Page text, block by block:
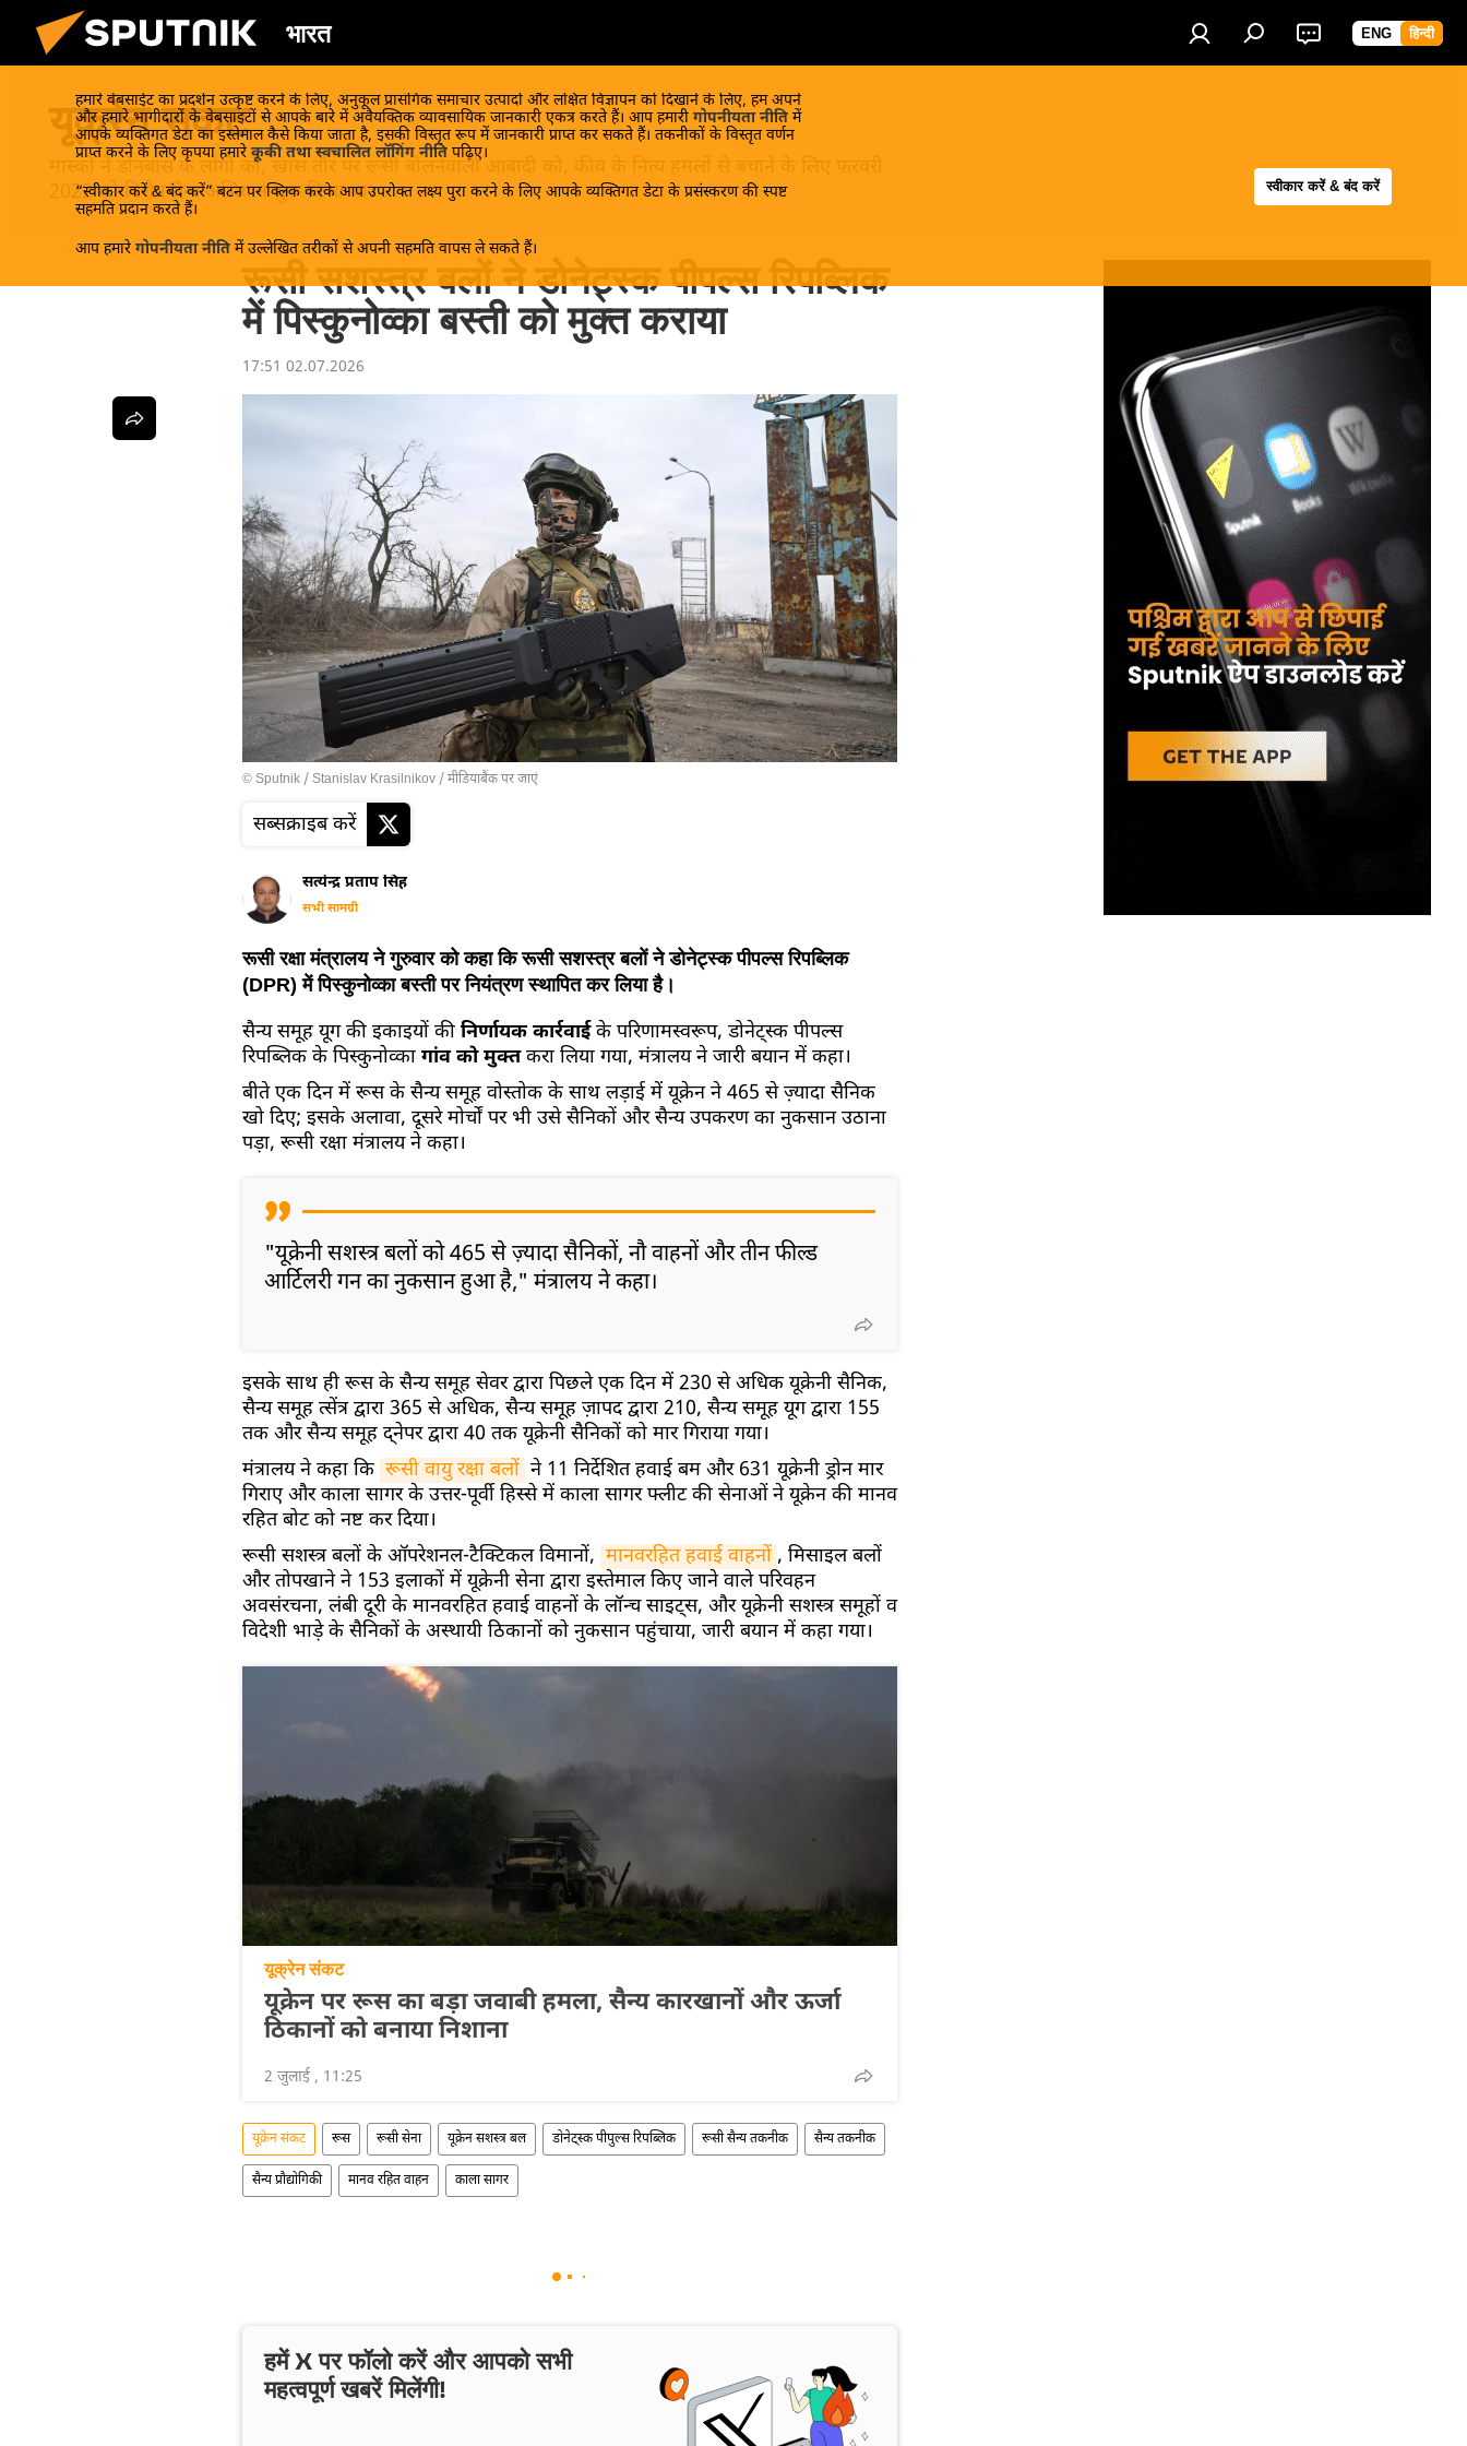
भारत ENG हिन्दी
हमारे वेबसाईट का प्रदर्शन उत्कृष्ट करने के लिए, अनुकूल प्रासंगिक समाचार उत्पादों और लक्षित विज्ञापन को दिखाने के लिए, हम अपने
और हमारे भागीदारों के वेबसाइटों से आपके बारे में अवैयक्तिक व्यावसायिक जानकारी एकत्र करते हैं। आप हमारी गोपनीयता नीति में
आपके व्यक्तिगत डेटा का इस्तेमाल कैसे किया जाता है, इसकी विस्तृत रूप में जानकारी प्राप्त कर सकते हैं। तकनीकों के विस्तृत वर्णन
प्राप्त करने के लिए कृपया हमारे कूकी तथा स्वचालित लॉगिंग नीति पढ़िए।
“स्वीकार करें & बंद करें” बटन पर क्लिक करके आप उपरोक्त लक्ष्य पुरा करने के लिए आपके व्यक्तिगत डेटा के प्रसंस्करण की स्पष्ट
सहमति प्रदान करते हैं।
आप हमारे गोपनीयता नीति में उल्लेखित तरीकों से अपनी सहमति वापस ले सकते हैं।
स्वीकार करें & बंद करें
यूक्रेन संकट
मास्को ने डोनबास के लोगों को, खास तौर पर रूसी बोलनेवाली आबादी को, कीव के नित्य हमलों से बचाने के लिए फरवरी
2022 को विशेष सैन्य अभियान शुरू किया था।
रूसी सशस्त्र बलों ने डोनेट्स्क पीपल्स रिपब्लिक
में पिस्कुनोव्का बस्ती को मुक्त कराया
17:51 02.07.2026
© Sputnik / Stanislav Krasilnikov /मीडियाबैंक पर जाएं
सब्सक्राइब करें
सत्येन्द्र प्रताप सिंह
सभी सामग्री
रूसी रक्षा मंत्रालय ने गुरुवार को कहा कि रूसी सशस्त्र बलों ने डोनेट्स्क पीपल्स रिपब्लिक
(DPR) में पिस्कुनोव्का बस्ती पर नियंत्रण स्थापित कर लिया है।
सैन्य समूह यूग की इकाइयों की निर्णायक कार्रवाईके परिणामस्वरूप, डोनेट्स्क पीपल्स
रिपब्लिक के पिस्कुनोव्का गांव को मुक्तकरा लिया गया, मंत्रालय ने जारी बयान में कहा।
बीते एक दिन में रूस के सैन्य समूह वोस्तोक के साथ लड़ाई में यूक्रेन ने 465 से ज़्यादा सैनिक
खो दिए; इसके अलावा, दूसरे मोर्चों पर भी उसे सैनिकों और सैन्य उपकरण का नुकसान उठाना
पड़ा, रूसी रक्षा मंत्रालय ने कहा।
"यूक्रेनी सशस्त्र बलों को 465 से ज़्यादा सैनिकों, नौ वाहनों और तीन फील्ड
आर्टिलरी गन का नुकसान हुआ है," मंत्रालय ने कहा।
इसके साथ ही रूस के सैन्य समूह सेवर द्वारा पिछले एक दिन में 230 से अधिक यूक्रेनी सैनिक,
सैन्य समूह त्सेंत्र द्वारा 365 से अधिक, सैन्य समूह ज़ापद द्वारा 210, सैन्य समूह यूग द्वारा 155
तक और सैन्य समूह द्नेपर द्वारा 40 तक यूक्रेनी सैनिकों को मार गिराया गया।
मंत्रालय ने कहा कि रूसी वायु रक्षा बलों ने 11 निर्देशित हवाई बम और 631 यूक्रेनी ड्रोन मार
गिराए और काला सागर के उत्तर-पूर्वी हिस्से में काला सागर फ्लीट की सेनाओं ने यूक्रेन की मानव
रहित बोट को नष्ट कर दिया।
रूसी सशस्त्र बलों के ऑपरेशनल-टैक्टिकल विमानों, मानवरहित हवाई वाहनों , मिसाइल बलों
और तोपखाने ने 153 इलाकों में यूक्रेनी सेना द्वारा इस्तेमाल किए जाने वाले परिवहन
अवसंरचना, लंबी दूरी के मानवरहित हवाई वाहनों के लॉन्च साइट्स, और यूक्रेनी सशस्त्र समूहों व
विदेशी भाड़े के सैनिकों के अस्थायी ठिकानों को नुकसान पहुंचाया, जारी बयान में कहा गया।
यूक्रेन संकट
यूक्रेन पर रूस का बड़ा जवाबी हमला, सैन्य कारखानों और ऊर्जा
ठिकानों को बनाया निशाना
2 जुलाई , 11:25
यूक्रेन संकट रूस रूसी सेना यूक्रेन सशस्त्र बल डोनेट्स्क पीपुल्स रिपब्लिक रूसी सैन्य तकनीक सैन्य तकनीक
सैन्य प्रौद्योगिकी मानव रहित वाहन काला सागर
हमें X पर फॉलो करें और आपको सभी
महत्वपूर्ण खबरें मिलेंगी!